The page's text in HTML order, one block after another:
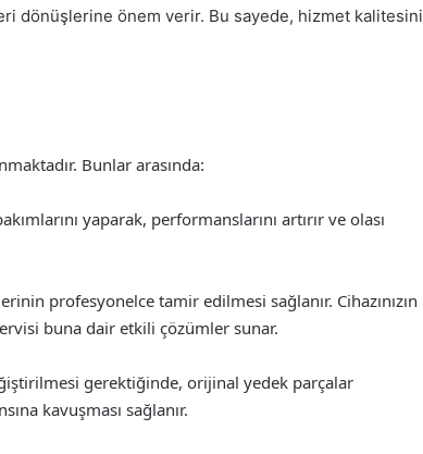
dönüşlerine önem verir. Bu sayede, hizmet kalitesini
Bunlar arasında:
yaparak, performanslarını artırır ve olası
profesyonelce tamir edilmesi sağlanır. Cihazınızın
buna dair etkili çözümler sunar.
gerektiğinde, orijinal yedek parçalar
kavuşması sağlanır.